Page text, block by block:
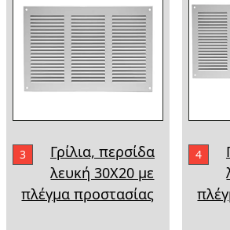
3
Γρίλια, περσίδα
λευκή 30Χ20 με
πλέγμα προστασίας
4